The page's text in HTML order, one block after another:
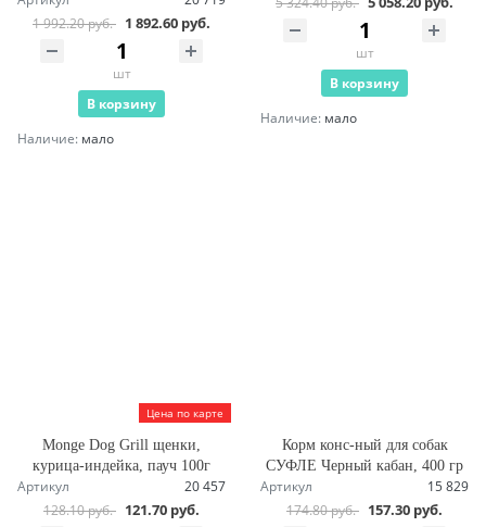
1 992.20 руб. 1 892.60 руб.
шт
В корзину
Наличие: мало
шт
В корзину
Наличие: мало
Цена по карте
Monge Dog Grill щенки,
курица-индейка, пауч 100г
Артикул
20 457
128.10 руб. 121.70 руб.
Корм конс-ный для собак
СУФЛЕ Черный кабан, 400 гр
Артикул
15 829
174.80 руб. 157.30 руб.